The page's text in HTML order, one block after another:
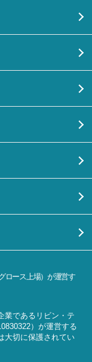
ロース上場）が運営す
業であるリビン・テ
）が運営する
大切に保護されてい